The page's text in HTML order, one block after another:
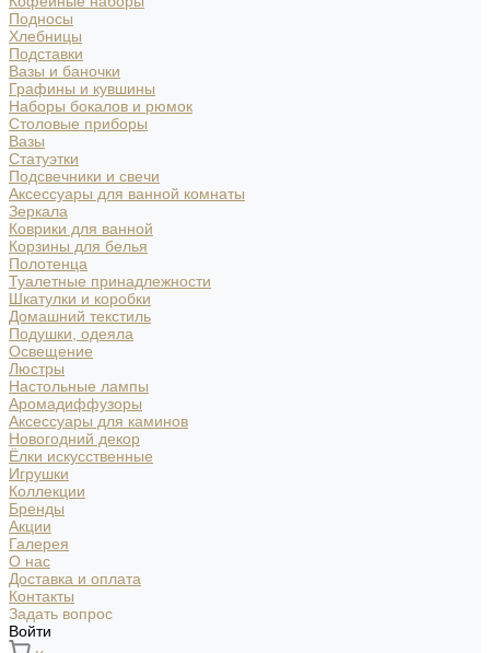
Подносы
Хлебницы
Подставки
Вазы и баночки
Графины и кувшины
Наборы бокалов и рюмок
Столовые приборы
Вазы
Статуэтки
Подсвечники и свечи
Аксессуары для ванной комнаты
Зеркала
Коврики для ванной
Корзины для белья
Полотенца
Туалетные принадлежности
Шкатулки и коробки
Домашний текстиль
Подушки, одеяла
Освещение
Люстры
Настольные лампы
Аромадиффузоры
Аксессуары для каминов
Новогодний декор
Ёлки искусственные
Игрушки
Коллекции
Бренды
Акции
Галерея
О нас
Доставка и оплата
Контакты
Задать вопрос
Войти